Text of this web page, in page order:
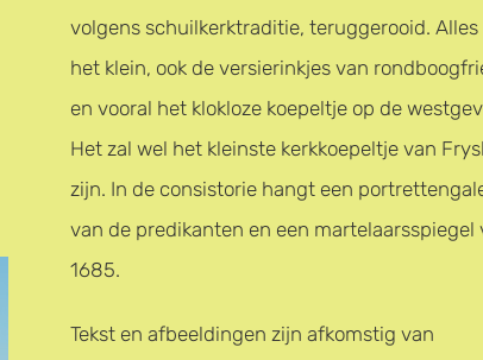
volgens schuilkerktraditie, teruggerooid. Alles
het klein, ook de versierinkjes van
en vooral het klokloze koepeltje op de
Het zal wel het kleinste kerkkoepeltje van
zijn. In de consistorie hangt een
van de predikanten en een martelaarsspiegel
1685.
Tekst en afbeeldingen zijn afkomstig van